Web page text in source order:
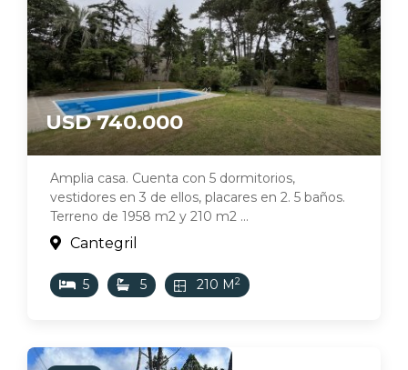
USD 740.000
Amplia casa. Cuenta con 5 dormitorios,
vestidores en 3 de ellos, placares en 2. 5 baños.
Terreno de 1958 m2 y 210 m2 ...
Cantegril
5 5 210 M2